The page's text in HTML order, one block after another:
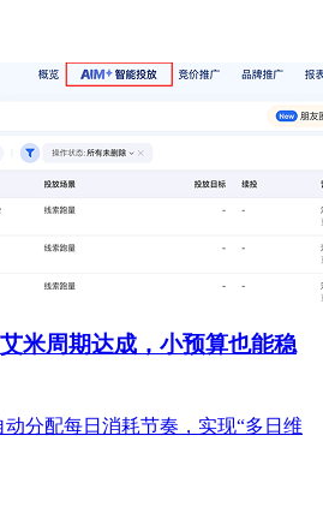
米周期达成，小预算也能稳
分配每日消耗节奏，实现“多日维